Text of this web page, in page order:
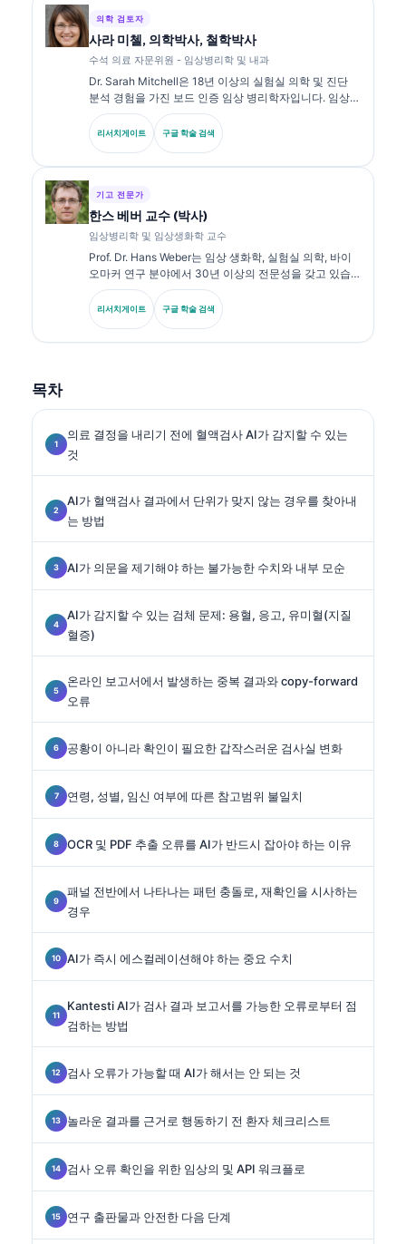
의학 검토자
사라 미첼, 의학박사, 철학박사
수석 의료 자문위원 - 임상병리학 및 내과
Dr. Sarah Mitchell은 18년 이상의 실험실 의학 및 진단
분석 경험을 가진 보드 인증 임상 병리학자입니다. 임상
화학 분야의 전문 자격을 보유하고 있으며, 임상 실무에서
바이오마커 패널과 실험실 분석에 대해 광범위하게 출판
해 왔습니다.
리서치게이트 구글 학술 검색
기고 전문가
한스 베버 교수 (박사)
임상병리학 및 임상생화학 교수
Prof. Dr. Hans Weber는 임상 생화학, 실험실 의학, 바이
오마커 연구 분야에서 30년 이상의 전문성을 갖고 있습
니다. 독일 임상화학회 전 회장으로서, 진단 패널 분석, 바
이오마커 표준화, AI 보조 실험실 의학을 전문으로 합니
다.
리서치게이트 구글 학술 검색
목차
의료 결정을 내리기 전에 혈액검사 AI가 감지할 수 있는
것
AI가 혈액검사 결과에서 단위가 맞지 않는 경우를 찾아내
는 방법
AI가 의문을 제기해야 하는 불가능한 수치와 내부 모순
AI가 감지할 수 있는 검체 문제: 용혈, 응고, 유미혈(지질
혈증)
온라인 보고서에서 발생하는 중복 결과와 copy-forward
오류
공황이 아니라 확인이 필요한 갑작스러운 검사실 변화
연령, 성별, 임신 여부에 따른 참고범위 불일치
OCR 및 PDF 추출 오류를 AI가 반드시 잡아야 하는 이유
패널 전반에서 나타나는 패턴 충돌로, 재확인을 시사하는
경우
AI가 즉시 에스컬레이션해야 하는 중요 수치
Kantesti AI가 검사 결과 보고서를 가능한 오류로부터 점
검하는 방법
검사 오류가 가능할 때 AI가 해서는 안 되는 것
놀라운 결과를 근거로 행동하기 전 환자 체크리스트
검사 오류 확인을 위한 임상의 및 API 워크플로
연구 출판물과 안전한 다음 단계